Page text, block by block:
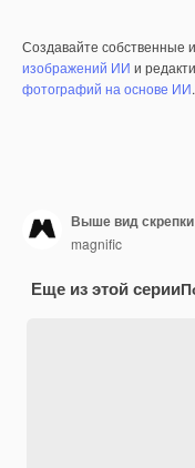
Создавайте собственные
изображений ИИ и
фотографий на основе ИИ.
Выше вид
magnific
Еще из этой серии